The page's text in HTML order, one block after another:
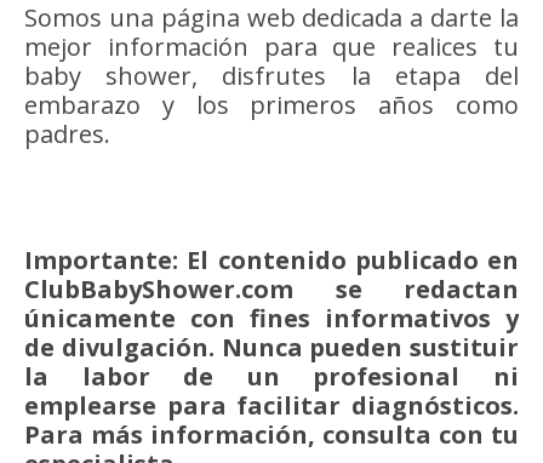
Somos una página web dedicada a darte la
mejor información para que realices tu
baby shower, disfrutes la etapa del
embarazo y los primeros años como
padres.
Importante: El contenido publicado en
ClubBabyShower.com se redactan
únicamente con fines informativos y
de divulgación. Nunca pueden sustituir
la labor de un profesional ni
emplearse para facilitar diagnósticos.
Para más información, consulta con tu